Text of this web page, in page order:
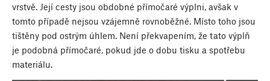
vrstvě. Její cesty jsou obdobné přímočaré výplni, avšak v
tomto případě nejsou vzájemně rovnoběžné. Místo toho jsou
tištěny pod ostrým úhlem. Není překvapením, že tato výplň
je podobná přímočaré, pokud jde o dobu tisku a spotřebu
materiálu.